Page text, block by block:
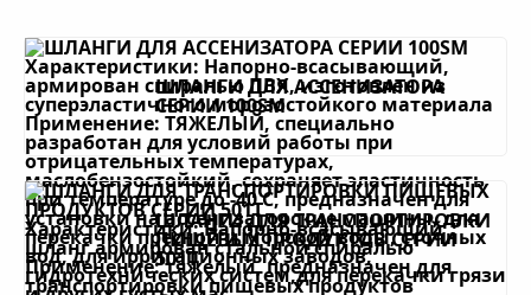
ШЛАНГИ ДЛЯ АССЕНИЗАТОРА
СЕРИИ 100SM
ШЛАНГИ ДЛЯ ТРАНСПОРТИРОВКИ
ПИЩЕВЫХ ПРОДУКТОВ СЕРИИ
501T